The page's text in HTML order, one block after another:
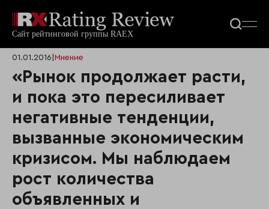
01.01.2016 Мнение
«Рынок продолжает расти,
и пока это пересиливает
негативные тенденции,
вызванные экономическим
кризисом. Мы наблюдаем
рост количества
объявленных и